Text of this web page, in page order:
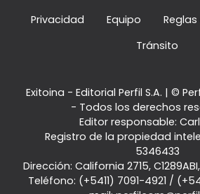
Privacidad
Equipo
Tránsito
Exitoina - Editorial Perfil S.A. | ©
- Todos los derechos
Editor responsable:
Registro de la propiedad
5346433
Dirección: California 2715, C1289ABI,
Teléfono: (+5411) 7091-4921 /